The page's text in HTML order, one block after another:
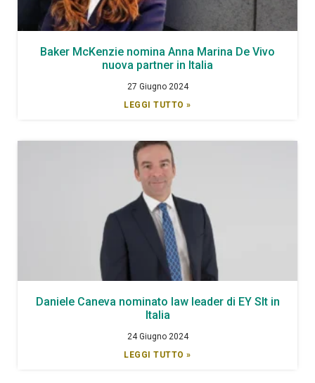
Baker McKenzie nomina Anna Marina De Vivo
nuova partner in Italia
27 Giugno 2024
LEGGI TUTTO »
Daniele Caneva nominato law leader di EY Slt in
Italia
24 Giugno 2024
LEGGI TUTTO »